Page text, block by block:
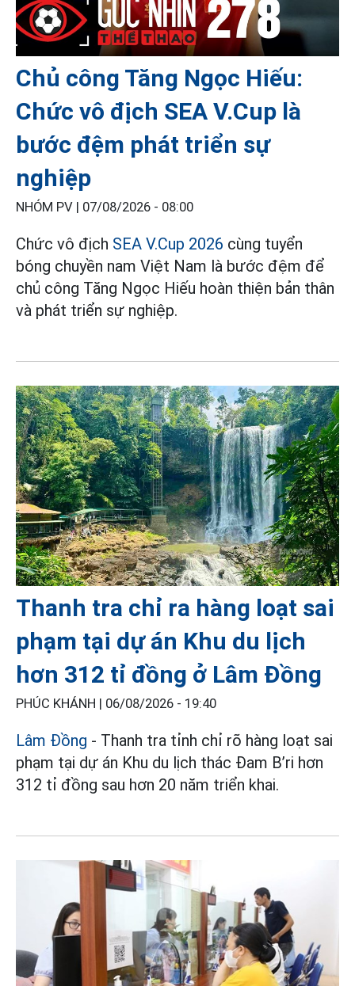
Chủ công Tăng Ngọc Hiếu:
Chức vô địch SEA V.Cup là
bước đệm phát triển sự
nghiệp
NHÓM PV | 07/08/2026 - 08:00
Chức vô địch SEA V.Cup 2026 cùng tuyển
bóng chuyền nam Việt Nam là bước đệm để
chủ công Tăng Ngọc Hiếu hoàn thiện bản thân
và phát triển sự nghiệp.
Thanh tra chỉ ra hàng loạt sai
phạm tại dự án Khu du lịch
hơn 312 tỉ đồng ở Lâm Đồng
PHÚC KHÁNH | 06/08/2026 - 19:40
Lâm Đồng - Thanh tra tỉnh chỉ rõ hàng loạt sai
phạm tại dự án Khu du lịch thác Đam B’ri hơn
312 tỉ đồng sau hơn 20 năm triển khai.